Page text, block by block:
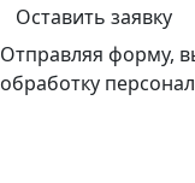
Оставить заявку
Отправляя форму,
обработку